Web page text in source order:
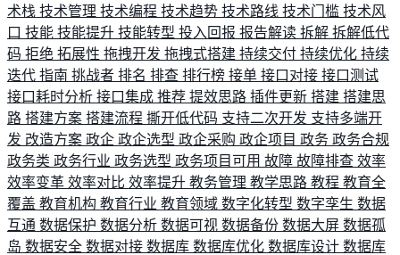
术栈 技术管理 技术编程 技术趋势 技术路线 技术门槛 技术风
口 技能 技能提升 技能转型 投入回报 报告解读 拆解 拆解低代
码 拒绝 拓展性 拖拽开发 拖拽式搭建 持续交付 持续优化 持续
迭代 指南 挑战者 排名 排查 排行榜 接单 接口对接 接口测试
接口耗时分析 接口集成 推荐 提效思路 插件更新 搭建 搭建思
路 搭建方案 搭建流程 撕开低代码 支持二次开发 支持多端开
发 改造方案 政企 政企选型 政企采购 政企项目 政务 政务合规
政务类 政务行业 政务选型 政务项目可用 故障 故障排查 效率
效率变革 效率对比 效率提升 教务管理 教学思路 教程 教育全
覆盖 教育机构 教育行业 教育领域 数字化转型 数字孪生 数据
互通 数据保护 数据分析 数据可视 数据备份 数据大屏 数据孤
岛 数据安全 数据对接 数据库 数据库优化 数据库设计 数据库